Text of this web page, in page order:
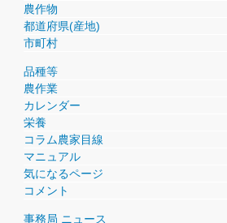
農作物
都道府県(産地)
市町村
品種等
農作業
カレンダー
栄養
コラム農家目線
マニュアル
気になるページ
コメント
事務局 ニュース